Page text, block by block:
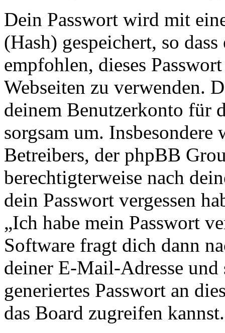
Dein Passwort wird mit
(Hash) gespeichert, so
empfohlen, dieses
Webseiten zu verwenden.
deinem Benutzerkonto für
sorgsam um.
Betreibers, der phpBB
berechtigterweise nach
dein Passwort vergessen
„Ich habe mein Passwort
Software fragt dich dann
deiner E-Mail-Adresse und
generiertes Passwort an
das Board zugreifen kannst.